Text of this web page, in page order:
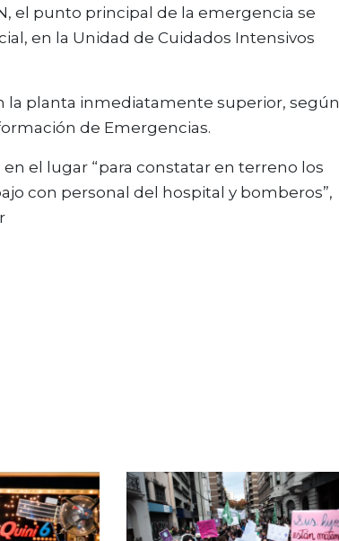
el punto principal de la emergencia se
en la Unidad de Cuidados Intensivos
la planta inmediatamente superior, según
de Emergencias.
el lugar “para constatar en terreno los
con personal del hospital y bomberos”,